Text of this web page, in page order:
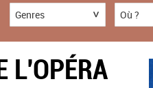
Genres Où ?
L'OPÉRA